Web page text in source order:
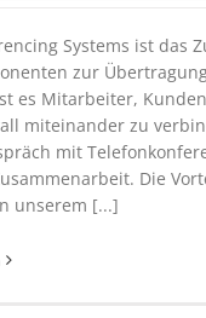
Systems ist das
zur
es Mitarbeiter,
miteinander zu
mit
Die
unserem [...]